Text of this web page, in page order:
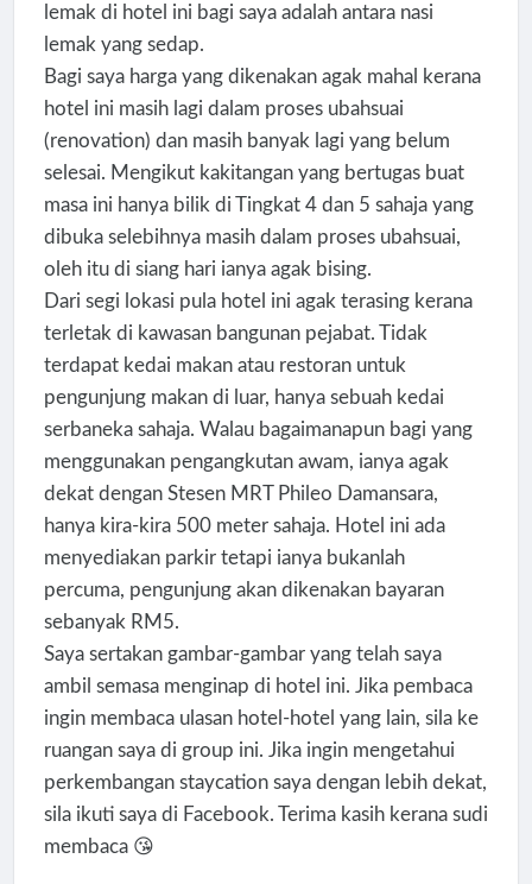
lemak di hotel ini bagi saya adalah antara nasi
lemak yang sedap.
Bagi saya harga yang dikenakan agak mahal kerana
hotel ini masih lagi dalam proses ubahsuai
(renovation) dan masih banyak lagi yang belum
selesai. Mengikut kakitangan yang bertugas buat
masa ini hanya bilik di Tingkat 4 dan 5 sahaja yang
dibuka selebihnya masih dalam proses ubahsuai,
oleh itu di siang hari ianya agak bising.
Dari segi lokasi pula hotel ini agak terasing kerana
terletak di kawasan bangunan pejabat. Tidak
terdapat kedai makan atau restoran untuk
pengunjung makan di luar, hanya sebuah kedai
serbaneka sahaja. Walau bagaimanapun bagi yang
menggunakan pengangkutan awam, ianya agak
dekat dengan Stesen MRT Phileo Damansara,
hanya kira-kira 500 meter sahaja. Hotel ini ada
menyediakan parkir tetapi ianya bukanlah
percuma, pengunjung akan dikenakan bayaran
sebanyak RM5.
Saya sertakan gambar-gambar yang telah saya
ambil semasa menginap di hotel ini. Jika pembaca
ingin membaca ulasan hotel-hotel yang lain, sila ke
ruangan saya di group ini. Jika ingin mengetahui
perkembangan staycation saya dengan lebih dekat,
sila ikuti saya di Facebook. Terima kasih kerana sudi
membaca 😘